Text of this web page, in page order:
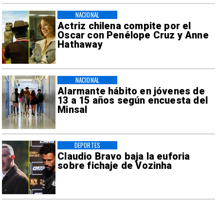
Actriz chilena compite por el
Oscar con Penélope Cruz y Anne
Hathaway
NACIONAL
Alarmante hábito en jóvenes de
13 a 15 años según encuesta del
Minsal
NACIONAL
Claudio Bravo baja la euforia
sobre fichaje de Vozinha
DEPORTES